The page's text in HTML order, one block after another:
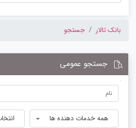
بانک تالار جستجو
جستجو عمومی
همه خدمات دهنده ها